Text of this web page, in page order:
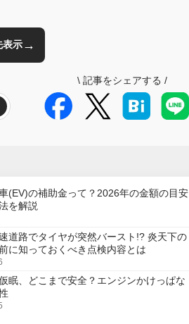
表示→
\ 記事をシェアする /
(EV)の補助金って？2026年の金額の目安
を解説
道路でタイヤが突然バースト!? 炎天下の
に知っておくべき点検内容とは
眠、どこまで安全？エンジンかけっぱな